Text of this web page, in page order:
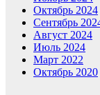
Октябрь 2024
Сентябрь
Август 2024
Июль 2024
Март 2022
Октябрь 2020